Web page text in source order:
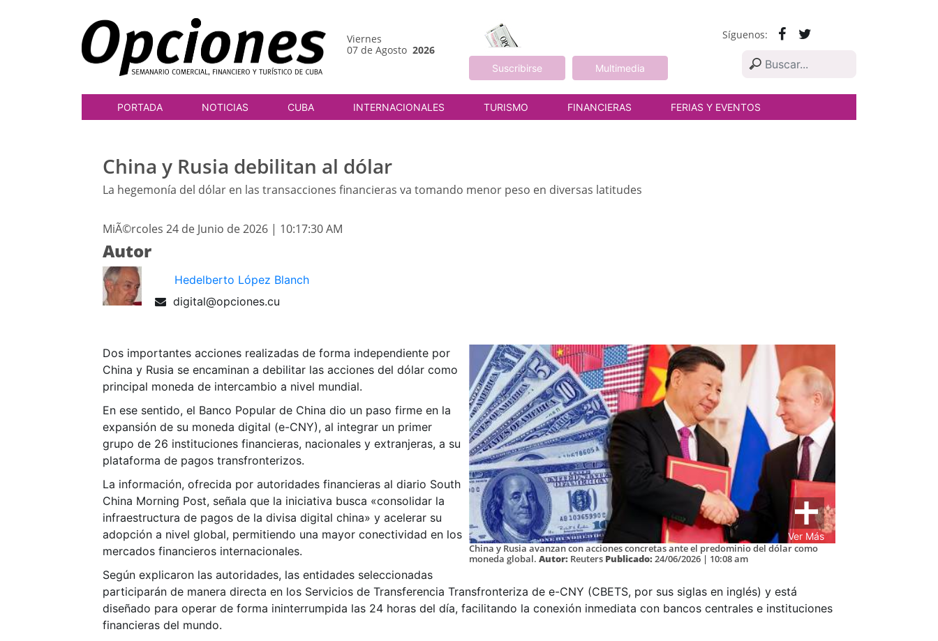
Viernes
07 de Agosto 2026
Suscribirse Multimedia
Síguenos:
PORTADA NOTICIAS CUBA INTERNACIONALES TURISMO FINANCIERAS FERIAS Y EVENTOS
China y Rusia debilitan al dólar
La hegemonía del dólar en las transacciones financieras va tomando menor peso en diversas latitudes
MiÃ©rcoles 24 de Junio de 2026 | 10:17:30 AM
Autor
Hedelberto López Blanch
digital@opciones.cu
Ver Más
China y Rusia avanzan con acciones concretas ante el predominio del dólar como
moneda global. Autor: Reuters Publicado: 24/06/2026 | 10:08 am
Dos importantes acciones realizadas de forma independiente por
China y Rusia se encaminan a debilitar las acciones del dólar como
principal moneda de intercambio a nivel mundial.
En ese sentido, el Banco Popular de China dio un paso firme en la
expansión de su moneda digital (e-CNY), al integrar un primer
grupo de 26 instituciones financieras, nacionales y extranjeras, a su
plataforma de pagos transfronterizos.
La información, ofrecida por autoridades financieras al diario South
China Morning Post, señala que la iniciativa busca «consolidar la
infraestructura de pagos de la divisa digital china» y acelerar su
adopción a nivel global, permitiendo una mayor conectividad en los
mercados financieros internacionales.
Según explicaron las autoridades, las entidades seleccionadas
participarán de manera directa en los Servicios de Transferencia Transfronteriza de e-CNY (CBETS, por sus siglas en inglés) y está
diseñado para operar de forma ininterrumpida las 24 horas del día, facilitando la conexión inmediata con bancos centrales e instituciones
financieras del mundo.